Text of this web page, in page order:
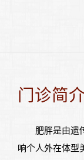
门诊简
肥胖是由遗
响个人外在体型